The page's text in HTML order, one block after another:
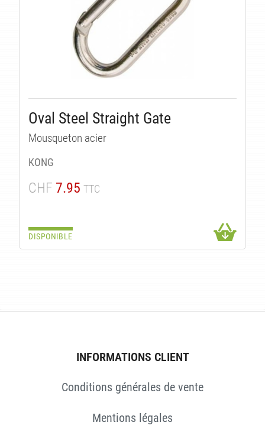
Oval Steel Straight Gate
Mousqueton acier
KONG
CHF 7.95 TTC
DISPONIBLE
INFORMATIONS CLIENT
Conditions générales de vente
Mentions légales